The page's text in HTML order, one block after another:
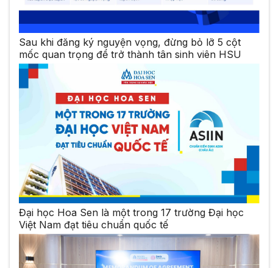
Sau khi đăng ký nguyện vọng, đừng bỏ lỡ 5 cột
mốc quan trọng để trở thành tân sinh viên HSU
Đại học Hoa Sen là một trong 17 trường Đại học
Việt Nam đạt tiêu chuẩn quốc tế